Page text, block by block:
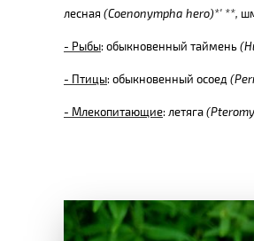
лесная (Coenonympha hero)*' **,
- Рыбы: обыкновенный таймень (
- Птицы: обыкновенный осоед (
- Млекопитающие: летяга(